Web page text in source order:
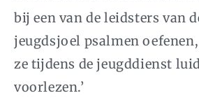
bij een van de leidsters van
jeugdsjoel psalmen
ze tijdens de jeugddienst
voorlezen.’